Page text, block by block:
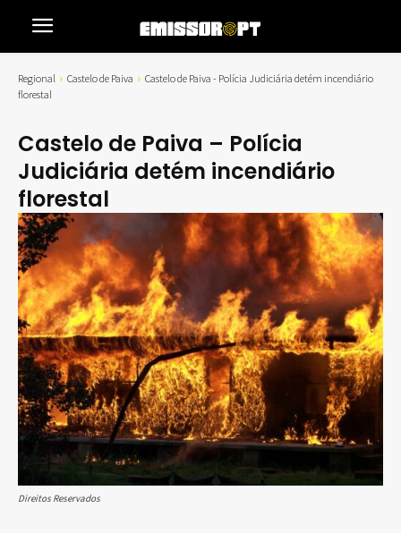
Regional Castelo de Paiva
Castelo de Paiva - Polícia Judiciária detém incendiário
florestal
Castelo de Paiva – Polícia
Judiciária detém incendiário
florestal
Direitos Reservados